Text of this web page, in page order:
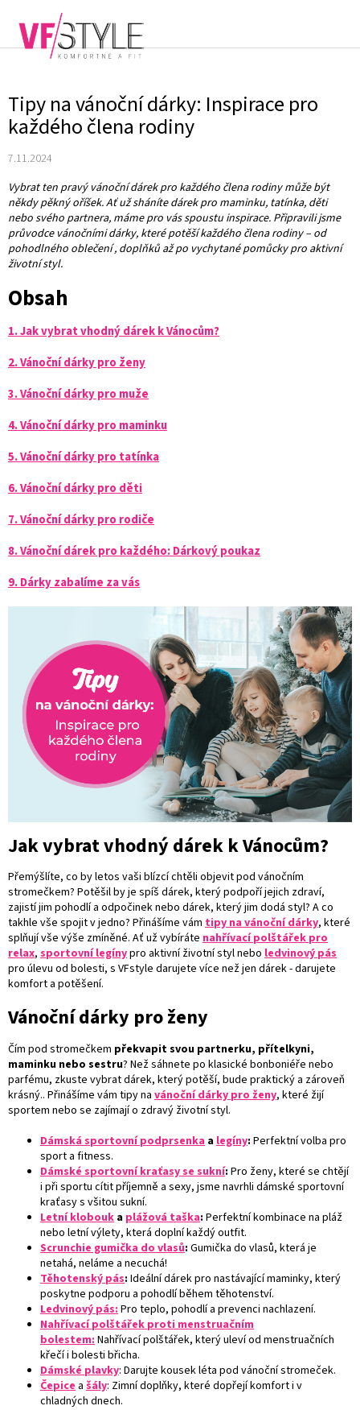
obsah
KOŠÍK
Tipy na vánoční dárky: Inspirace pro
každého člena rodiny
7.11.2024
Vybrat ten pravý vánoční dárek pro každého člena rodiny může být
někdy pěkný oříšek. Ať už sháníte dárek pro maminku, tatínka, děti
nebo svého partnera, máme pro vás spoustu inspirace. Připravili jsme
průvodce vánočními dárky, které potěší každého člena rodiny – od
pohodlného oblečení , doplňků až po vychytané pomůcky pro aktivní
životní styl.
Obsah
1. Jak vybrat vhodný dárek k Vánocům?
2. Vánoční dárky pro ženy
3. Vánoční dárky pro muže
4. Vánoční dárky pro maminku
5. Vánoční dárky pro tatínka
6. Vánoční dárky pro děti
7. Vánoční dárky pro rodiče
8. Vánoční dárek pro každého: Dárkový poukaz
9. Dárky zabalíme za vás
Jak vybrat vhodný dárek k Vánocům?
Přemýšlíte, co by letos vaši blízcí chtěli objevit pod vánočním
stromečkem? Potěšil by je spíš dárek, který podpoří jejich zdraví,
zajistí jim pohodlí a odpočinek nebo dárek, který jim dodá styl? A co
takhle vše spojit v jedno? Přinášíme vám tipy na vánoční dárky, které
splňují vše výše zmíněné. Ať už vybíráte nahřívací polštářek pro
relax, sportovní legínypro aktivní životní styl nebo ledvinový pás
pro úlevu od bolesti, s VFstyle darujete více než jen dárek - darujete
komfort a potěšení.
Vánoční dárky pro ženy
Čím pod stromečkem překvapit svou partnerku, přítelkyni,
maminku nebo sestru? Než sáhnete po klasické bonboniéře nebo
parfému, zkuste vybrat dárek, který potěší, bude praktický a zároveň
krásný.. Přinášíme vám tipy na vánoční dárky pro ženy, které žijí
sportem nebo se zajímají o zdravý životní styl.
Dámská sportovní podprsenka a legíny: Perfektní volba pro
sport a fitness.
Dámské sportovní kraťasy se sukní: Pro ženy, které se chtějí
i při sportu cítit příjemně a sexy, jsme navrhli dámské sportovní
kraťasy s všitou sukní.
Letní klobouk a plážová taška: Perfektní kombinace na pláž
nebo letní výlety, která doplní každý outfit.
Scrunchie gumička do vlasů: Gumička do vlasů, která je
netahá, neláme a necuchá!
Těhotenský pás: Ideální dárek pro nastávající maminky, který
poskytne podporu a pohodlí během těhotenství.
Ledvinový pás: Pro teplo, pohodlí a prevenci nachlazení.
Nahřívací polštářek proti menstruačním
bolestem: Nahřívací polštářek, který uleví od menstruačních
křečí i bolesti břicha.
Dámské plavky: Darujte kousek léta pod vánoční stromeček.
Čepice a šály: Zimní doplňky, které dopřejí komfort i v
chladných dnech.